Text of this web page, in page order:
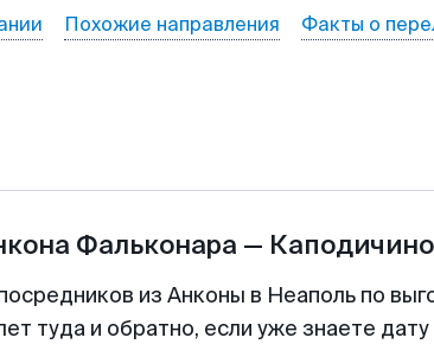
Похожие направления Факты о
Фальконара — Каподичино
из Анконы в Неаполь по
туда и обратно, если уже знаете